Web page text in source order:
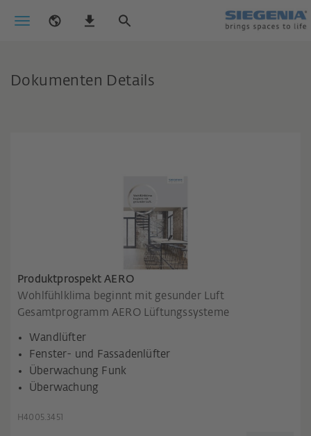
Dokumenten Details
Produktprospekt AERO
Wohlfühlklima beginnt mit gesunder Luft
Gesamtprogramm AERO Lüftungssysteme
Wandlüfter
Fenster- und Fassadenlüfter
Überwachung Funk
Überwachung
H4005.3451